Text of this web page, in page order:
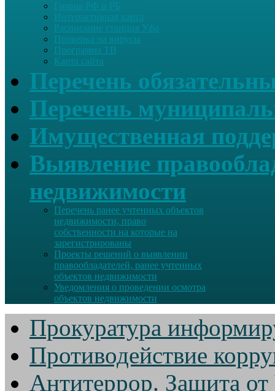
Гимны РФ и РБ
Интерактивная карта
Расписание станция Уфа
Проверка на вирусы
Программа ТВ
Карта сайта
Перечень
Перечень
Имущественная
Выявление
недвижимости
Перечень ранее учтенных объектов
недвижимости, право
собственности на которые на
зарегистрированы
Проекты решений о выявлении
правообладателей, ранее учтенных
объектов недвижимости
Уведомления о проведении осмотра
объектов недвижимости
Прокуратура
Противодействие
Антитеррор. Защита